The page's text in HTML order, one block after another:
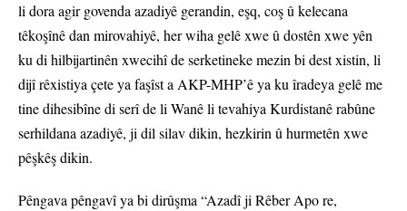
li dora agir govenda azadiyê gerandin, eşq, coş û kelecana
têkoşînê dan mirovahiyê, her wiha gelê xwe û dostên xwe yên
ku di hilbijartinên xwecihî de serketineke mezin bi dest xistin, li
dijî rêxistiya çete ya faşîst a AKP-MHP’ê ya ku îradeya gelê me
tine dihesibîne di serî de li Wanê li tevahiya Kurdistanê rabûne
serhildana azadiyê, ji dil silav dikin, hezkirin û hurmetên xwe
pêşkêş dikin.
Pêngava pêngavî ya bi dirûşma “Azadî ji Rêber Apo re,